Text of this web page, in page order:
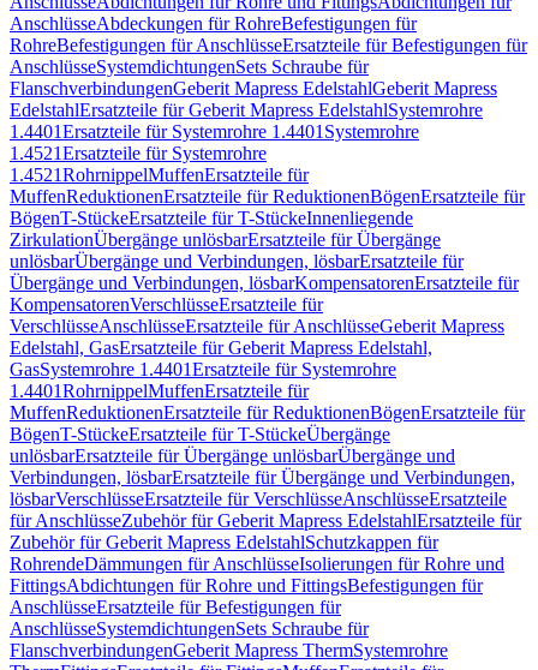
AnschlüsseAbdeckungen für RohreBefestigungen für
RohreBefestigungen für AnschlüsseErsatzteile für Befestigungen für
AnschlüsseSystemdichtungenSets Schraube für
FlanschverbindungenGeberit Mapress EdelstahlGeberit Mapress
EdelstahlErsatzteile für Geberit Mapress EdelstahlSystemrohre
1.4401Ersatzteile für Systemrohre 1.4401 Systemrohre
1.4521Ersatzteile für Systemrohre
1.4521RohrnippelMuffenErsatzteile für
MuffenReduktionenErsatzteile für ReduktionenBögenErsatzteile für
BögenT-StückeErsatzteile für T-StückeInnenliegende
ZirkulationÜbergänge unlösbarErsatzteile für Übergänge
unlösbarÜbergänge und Verbindungen, lösbarErsatzteile für
Übergänge und Verbindungen, lösbarKompensatorenErsatzteile für
KompensatorenVerschlüsseErsatzteile für
VerschlüsseAnschlüsseErsatzteile für AnschlüsseGeberit Mapress
Edelstahl, GasErsatzteile für Geberit Mapress Edelstahl,
GasSystemrohre 1.4401Ersatzteile für Systemrohre
1.4401RohrnippelMuffenErsatzteile für
MuffenReduktionenErsatzteile für ReduktionenBögenErsatzteile für
BögenT-StückeErsatzteile für T-StückeÜbergänge
unlösbarErsatzteile für Übergänge unlösbarÜbergänge und
Verbindungen, lösbarErsatzteile für Übergänge und Verbindungen,
lösbarVerschlüsseErsatzteile für VerschlüsseAnschlüsseErsatzteile
für AnschlüsseZubehör für Geberit Mapress EdelstahlErsatzteile für
Zubehör für Geberit Mapress EdelstahlSchutzkappen für
RohrendeDämmungen für AnschlüsseIsolierungen für Rohre und
FittingsAbdichtungen für Rohre und FittingsBefestigungen für
AnschlüsseErsatzteile für Befestigungen für
AnschlüsseSystemdichtungenSets Schraube für
FlanschverbindungenGeberit Mapress ThermSystemrohre